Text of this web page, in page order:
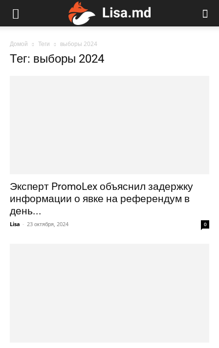
Домой Теги выборы 2024
Тег: выборы 2024
Эксперт PromoLex объяснил задержку
информации о явке на референдум в
день...
Lisa - 23 октября, 2024 0